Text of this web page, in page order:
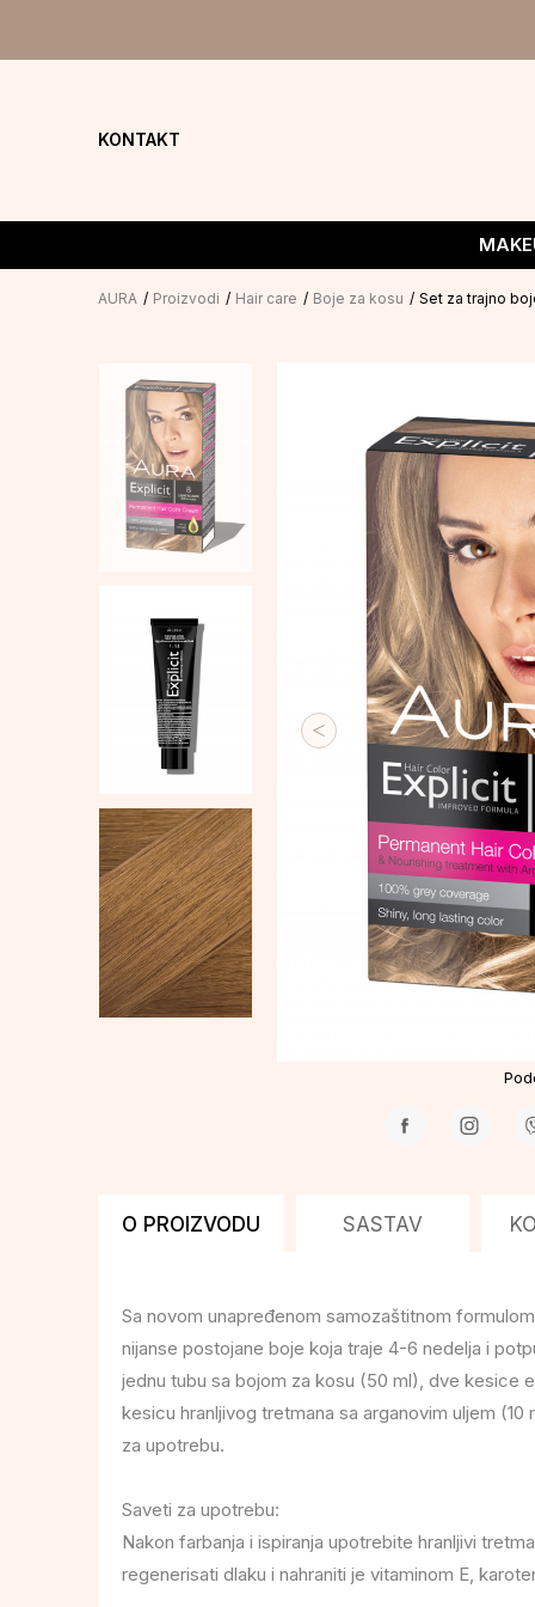
KONTAKT
AURA Proizvodi Hair care Boje za kosu Set za trajno
O PROIZVODU SASTAV
Sa novom unapređenom samozaštitnom
nijanse postojane boje koja traje 4-6 nedelja i
jednu tubu sa bojom za kosu (50 ml), dve kesice
kesicu hranljivog tretmana sa arganovim uljem
za upotrebu.
Saveti za upotrebu:
Nakon farbanja i ispiranja upotrebite hranljivi
regenerisati dlaku i nahraniti je vitaminom E,